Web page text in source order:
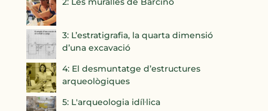
3: L’estratigrafia, la quarta dimensió
d’una excavació
4: El desmuntatge d’estructures
arqueològiques
5: L'arqueologia idíl·lica